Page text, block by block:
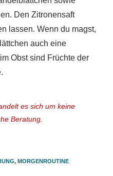
Den Zitronensaft
lassen. Wenn du magst,
auch eine
Obst sind Früchte der
es sich um keine
Beratung.
, MORGENROUTINE